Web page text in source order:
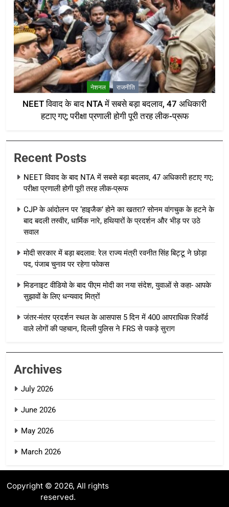
नेशनल राजनीति
NEET विवाद के बाद NTA में सबसे बड़ा बदलाव, 47 अधिकारी
हटाए गए; परीक्षा प्रणाली होगी पूरी तरह लीक-प्रूफ
Recent Posts
NEET विवाद के बाद NTA में सबसे बड़ा बदलाव, 47 अधिकारी हटाए गए;
परीक्षा प्रणाली होगी पूरी तरह लीक-प्रूफ
CJP के आंदोलन पर ‘हाइजैक’ होने का खतरा? सोनम वांगचुक के हटने के
बाद बदली तस्वीर, धार्मिक नारे, हथियारों के प्रदर्शन और भीड़ पर उठे
सवाल
मोदी सरकार में बड़ा बदलाव: रेल राज्य मंत्री रवनीत सिंह बिट्टू ने छोड़ा
पद, पंजाब चुनाव पर रहेगा फोकस
मिडनाइट वीडियो के बाद पीएम मोदी का नया संदेश, युवाओं से कहा- आपके
सुझावों के लिए धन्यवाद मित्रों
जंतर-मंतर प्रदर्शन स्थल के आसपास 5 दिन में 400 आपराधिक रिकॉर्ड
वाले लोगों की पहचान, दिल्ली पुलिस ने FRS से पकड़े सुराग
Archives
July 2026
June 2026
May 2026
March 2026
Copyright © 2026, All rights
reserved.